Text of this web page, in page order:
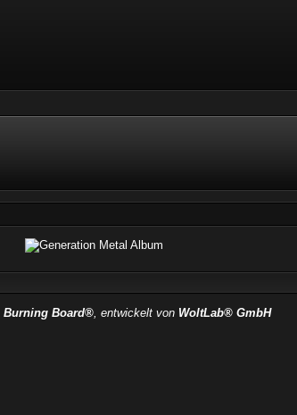
Burning Board®, entwickelt von WoltLab® GmbH